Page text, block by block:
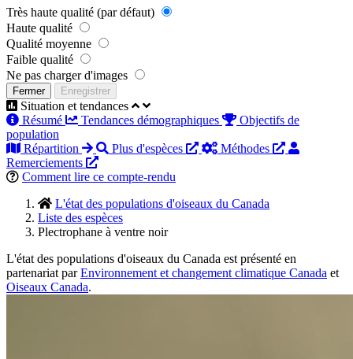
Très haute qualité (par défaut)
Haute qualité
Qualité moyenne
Faible qualité
Ne pas charger d'images
Fermer Enregistrer
Situation et tendances
Résumé
Tendances démographiques
Objectifs de
population
Répartition
Plus d'espèces
Méthodes
Remerciements
Comment lire ce compte-rendu
L'état des populations d'oiseaux du Canada
Liste des espèces
Plectrophane à ventre noir
L'état des populations d'oiseaux du Canada est présenté en
partenariat parEnvironnement et changement climatique Canada et
Oiseaux Canada.